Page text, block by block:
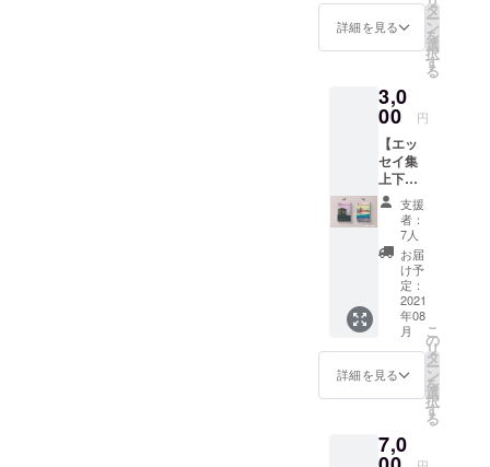
名前の
掲載を
にお名
前をご
入力く
ださ
い。 記
載され
た表記
の通り
に、巻
末の
「ご支
援者一
覧」に
掲載し
ます。
■エッセ
イ集巻
末にお
希望し
崎デザ
イン様
セッ
ト」を
お送り
しま
す。
（内容
は写真
をご参
照くだ
さい）
■エッセ
イ集巻
末にお
名前の
掲載を
希望す
る場合
入力く
ださ
ポスト
カード
セッ
ト】
イ集を
上下巻1
冊ずつ
お届け
しま
す。 巻
末に掲
載する
「ご支
援者一
覧」に
あなた
のお名
前を掲
載しま
す。 岡
崎デザ
スト
カード
詳細を見る
タ
ー
ン
を
選
択
す
る
3,0
00 円
【エッ
セイ集
上下巻
セット
＋エッ
セイ集
巻末に
お名前
掲載
（希望
者の
み）＋
缶バッ
ジセッ
ト】
エッセ
上下巻1
冊ずつ
支援
者：
7人
お届
け予
定：
2021
年08
月
詳細を見る
こ
の
リ
タ
ー
ン
を
選
択
す
る
7,0